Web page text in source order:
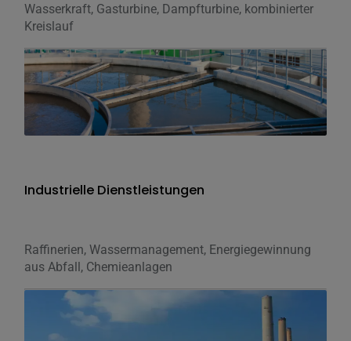
Wasserkraft, Gasturbine, Dampfturbine, kombinierter
Kreislauf
Industrielle Dienstleistungen
Raffinerien, Wassermanagement, Energiegewinnung
aus Abfall, Chemieanlagen